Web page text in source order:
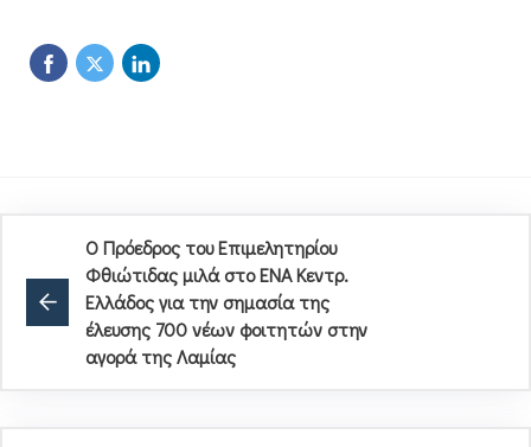
O Πρόεδρος του Επιμελητηρίου
Φθιώτιδας μιλά στο ΕΝΑ Κεντρ.
Ελλάδος για την σημασία της
έλευσης 700 νέων φοιτητών στην
αγορά της Λαμίας